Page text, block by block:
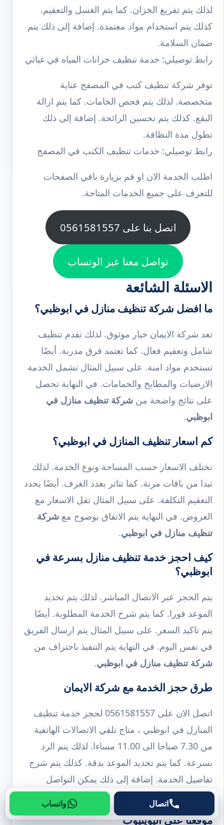
لذلك يتم تفريغ الخزان. كما يتم الغسل والتعقيم.
كذلك يتم استخدام مواد معتمدة. إضافة إلى ذلك يتم
ضمان السلامة.
رابط توصيلي: خدمة تنظيف خزانات المياه في غياثي
توفر شركة تنظيف كنب في المصفح عناية
متخصصة. لذلك يتم فحص الخامات. كما يتم ازالة
البقع. كذلك يتم تحسين الرائحة. إضافة إلى ذلك
تطول مدة النظافة.
رابط توصيلي: خدمات تنظيف الكنب في المصفح
اطلب الخدمة الان او قم بزيارة باقي الصفحات
للتعرف على جميع الخدمات المتاحة.
اتصل بنا على 0561581557
تواصل معنا عبر الوتساب
الاسئلة الشائعة
ما افضل شركة تنظيف منازل في ابوظبي؟
تعد شركة الايمان خيار موثوق. لذلك تقدم تنظيف
شامل وتعقيم فعال. كما تعتمد فرق مدربة. أيضًا
تستخدم مواد امنة. على سبيل المثال تشمل الخدمة
الارضيات والمطابخ والحمامات. في النهاية تحصل
على نتائج واضحة من شركة تنظيف منازل في
ابوظبي.
كم اسعار تنظيف المنازل في ابوظبي؟
تختلف الاسعار حسب المساحة ونوع الخدمة. لذلك
تبدا من باقات مرنة. كما تتاثر بعدد الغرف. أيضًا يحدد
التعقيم التكلفة. على سبيل المثال تقل الاسعار مع
العروض. في النهاية يتم الاتفاق بوضوح مع شركة
تنظيف منازل في ابوظبي.
كيف احجز خدمة تنظيف منازل بسرعة في
ابوظبي؟
يتم الحجز عبر الاتصال المباشر. لذلك يتم تحديد
الموعد فورا. كما يتم شرح الخدمة المطلوبة. أيضًا
يتم تاكيد السعر. على سبيل المثال يتم ارسال الفريق
في نفس اليوم. في النهاية يتم التنفيذ باحتراف من
شركة تنظيف منازل في ابوظبي.
طرق حجز الخدمة مع شركة الايمان
اتصل الان على 0561581557 لحجز خدمة تنظيف
المنازل في ابوظبي ، متاح تلقي الاتصالات الهاتفية
من 7.30 صباحا الى 11.00 مساءا. لذلك يتم الرد
بسرعة. كما يتم تحديد الموعد بدقة. كذلك يتم شرح
تفاصيل الخدمة. إضافة إلى ذلك يمكن التواصل
وحجز الخدمة عبرالوتساب.
موقعنا على اليويتيوب
اتصال واتساب